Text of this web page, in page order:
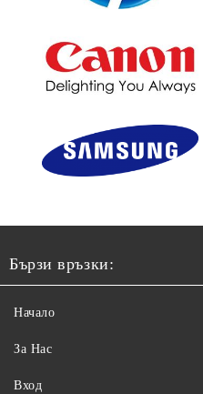
Бързи връзки:
Начало
За Нас
Вход